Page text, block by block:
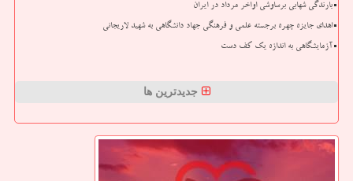
بارندگی شهابی برساوشی اواخر مرداد در ایران
اهدای جایزه چهره برجسته علمی و فرهنگی جهاد دانشگاهی به شهید لاریجانی
آزمایشگاهی به اندازه یک کف دست
جدیدترین ها